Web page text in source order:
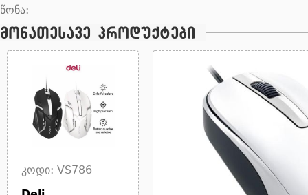
წონა:
მონათესავე პროდუქტები
კოდი: VS786